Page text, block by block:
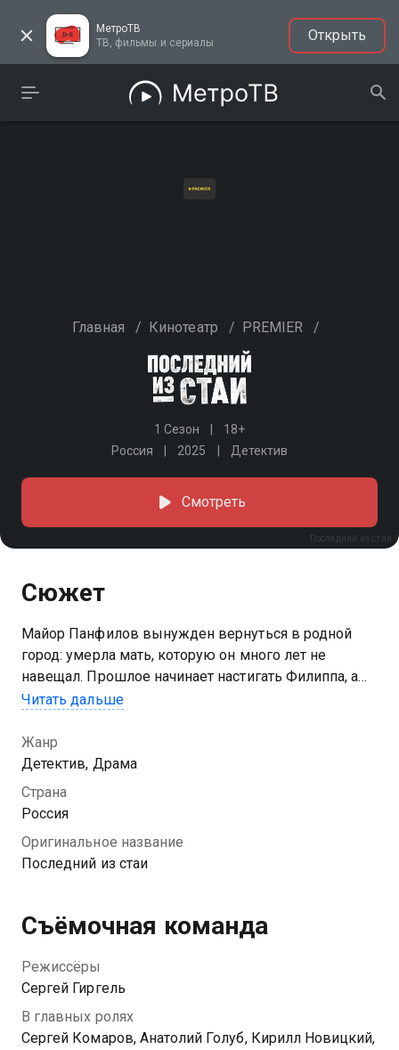
МетроТВ
ТВ, фильмы и сериалы
Открыть
Главная / Кинотеатр / PREMIER /
1 Сезон
18+
Россия
2025 Детектив
Последний из стаи
Смотреть
Сюжет
Майор Панфилов вынужден вернуться в родной
город: умерла мать, которую он много лет не
навещал. Прошлое начинает настигать Филиппа, а
подавленные чувства и воспоминания — выходить
возлюбленной застает Панфилова врасплох. Он
начинает расследование, но ненависть к системе не
позволяет ему работать сообща с местной
полицией. Оказавшись в тяжелой ситуации, опер-
ему это ни стоило.
Читать дальше
Жанр
Детектив, Драма
Страна
Россия
Оригинальное название
Последний из стаи
Съёмочная команда
Режиссёры
Сергей Гиргель
В главных ролях
Сергей Комаров, Анатолий Голуб, Кирилл Новицкий,